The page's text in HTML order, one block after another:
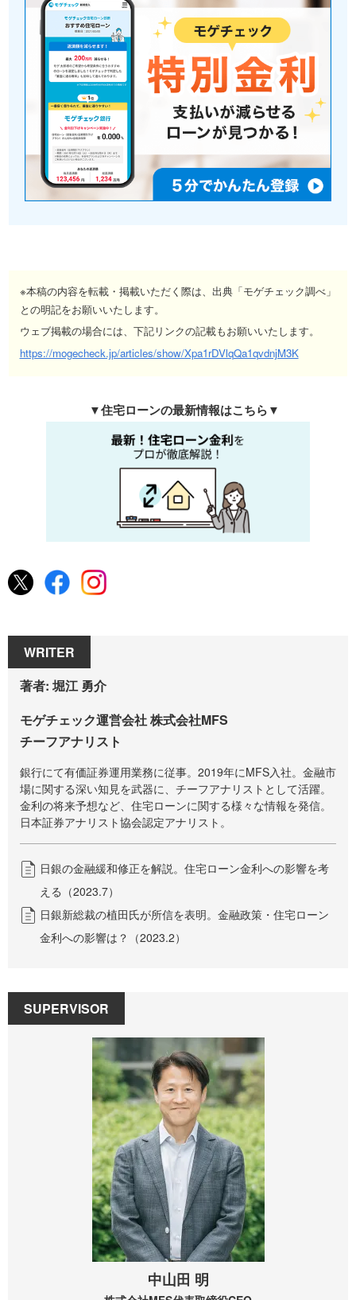
※本稿の内容を転載・掲載いただく際は、出典「モゲチェック調べ」
との明記をお願いいたします。
ウェブ掲載の場合には、下記リンクの記載もお願いいたします。
https://mogecheck.jp/articles/show/Xpa1rDVlqQa1qvdnjM3K
▼住宅ローンの最新情報はこちら▼
WRITER
著者: 堀江 勇介
モゲチェック運営会社 株式会社MFS
チーフアナリスト
銀行にて有価証券運用業務に従事。2019年にMFS入社。金融市
場に関する深い知見を武器に、チーフアナリストとして活躍。
金利の将来予想など、住宅ローンに関する様々な情報を発信。
日本証券アナリスト協会認定アナリスト。
日銀の金融緩和修正を解説。住宅ローン金利への影響を考
える（2023.7）
日銀新総裁の植田氏が所信を表明。金融政策・住宅ローン
金利への影響は？（2023.2）
SUPERVISOR
中山田 明